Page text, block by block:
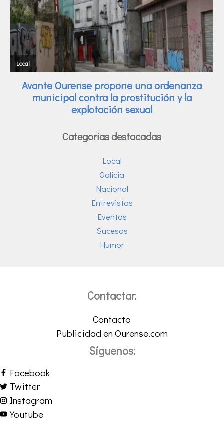
Categorías destacadas
Local
Galicia
Nacional
Entrevistas
Eventos
Sucesos
Humor
Contactar:
Contacto
Publicidad en Ourense.com
Síguenos:
Facebook
Twitter
Instagram
Youtube